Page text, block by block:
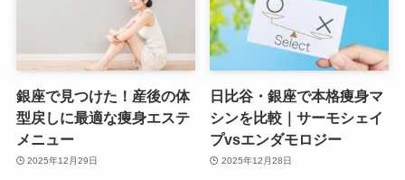
銀座で見つけた！産後の体
型戻しに最適な痩身エステ
メニュー
2025年12月29日
日比谷・銀座で本格痩身マ
シンを比較｜サーモシェイ
プvsエンダモロジー
2025年12月28日